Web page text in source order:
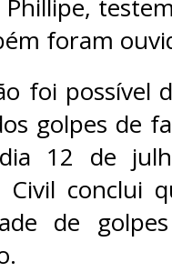
foram
foi possível
golpes de
12 de
conclui
de